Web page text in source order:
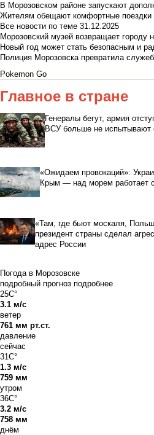
В Морозовском районе запускают
Жителям обещают комфортные поездки
Все новости по теме 31.12.2025
Морозовский музей возвращает
Новый год может стать безопасным и
Полиция Морозовска превратила
Pokemon Go
Главное в стране
Генералы бегут, армия
ВСУ больше не испытывают
«Ожидаем провокаций»:
Крым — над морем работает
«Там, где бьют москаля,
президент страны сделал
адрес России
Погода в Морозовске
подробный прогноз подробнее
25C°
3.1 м/с
ветер
761 мм рт.ст.
давление
сейчас
31C°
1.3 м/с
759 мм
утром
36C°
3.2 м/с
758 мм
днём